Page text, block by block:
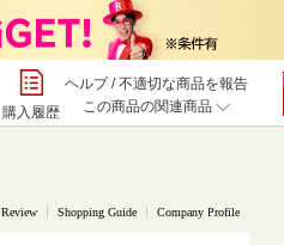
購入履歴
ヘルプ/不適切な商品を報告
この商品の関連商品
Review Shopping Guide Company Profile